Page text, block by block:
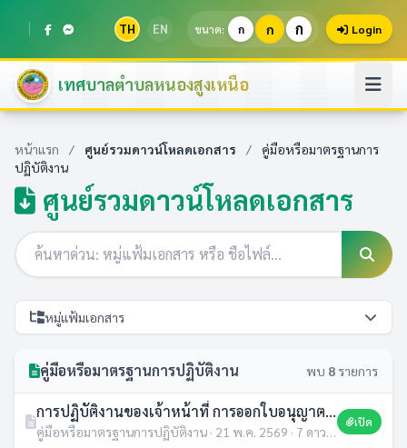
TH EN ขนาด: ก ก ก Login
เทศบาลตำบลหนองสูงเหนือ
หน้าแรก / ศูนย์รวมดาวน์โหลดเอกสาร /
คู่มือหรือมาตรฐานการ
ปฏิบัติงาน
ศูนย์รวมดาวน์โหลดเอกสาร
หมู่แฟ้มเอกสาร
คู่มือหรือมาตรฐานการปฏิบัติงาน พบ 8 รายการ
การปฏิบัติงานของเจ้าหน้าที่ การออกใบอนุญาตก่อสร้างอาคาร ดัดแปลงอาคาร รื้อถอนอาคาร หรือเคลื่อนย้ายอาคาร
คู่มือหรือมาตรฐานการปฏิบัติงาน · 21 พ.ค. 2569 · 7 ดาวน์โหลด
เปิด